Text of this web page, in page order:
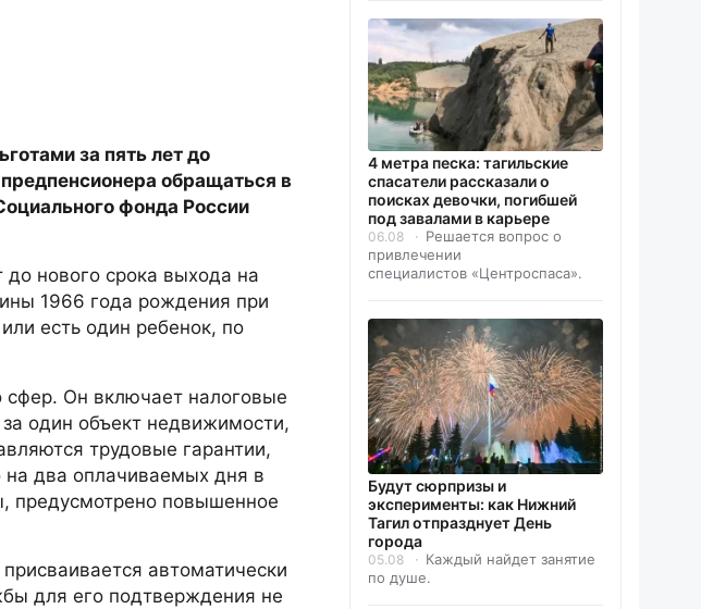
за пять лет до
обращаться в
фонда России
до нового срока выхода на
1966 года рождения при
есть один ребенок, по
сфер. Он включает налоговые
один объект недвижимости,
трудовые гарантии,
на два оплачиваемых дня в
предусмотрено повышенное
автоматически
для его подтверждения не
4 метра песка: тагильские
спасатели рассказали о
поисках девочки, погибшей
под завалами в карьере
06.08
Решается вопрос о
привлечении
специалистов «Центроспаса».
Будут сюрпризы и
эксперименты: как Нижний
Тагил отпразднует День
города
05.08
Каждый найдет занятие
по душе.